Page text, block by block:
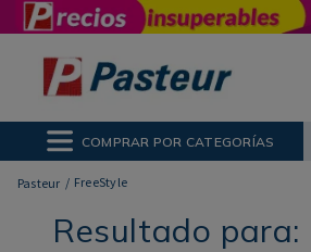
COMPRAR POR CATEGORÍAS
FreeStyle
Resultado para:
MÁS BUSCADOS
Solar